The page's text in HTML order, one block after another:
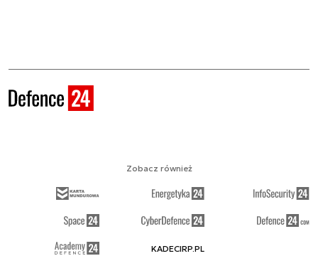
Zobacz również
KADECIRP.PL